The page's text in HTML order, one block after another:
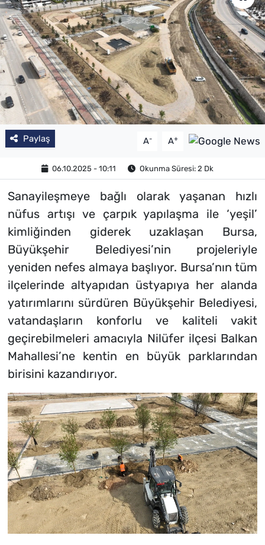
Paylaş A- A+
06.10.2025 - 10:11 Okunma Süresi: 2 Dk
Sanayileşmeye bağlı olarak yaşanan hızlı
nüfus artışı ve çarpık yapılaşma ile ‘yeşil’
kimliğinden giderek uzaklaşan Bursa,
Büyükşehir Belediyesi’nin projeleriyle
yeniden nefes almaya başlıyor. Bursa’nın tüm
ilçelerinde altyapıdan üstyapıya her alanda
yatırımlarını sürdüren Büyükşehir Belediyesi,
vatandaşların konforlu ve kaliteli vakit
geçirebilmeleri amacıyla Nilüfer ilçesi Balkan
Mahallesi’ne kentin en büyük parklarından
birisini kazandırıyor.